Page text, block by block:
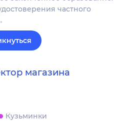
частного
магазина
Кузьминки